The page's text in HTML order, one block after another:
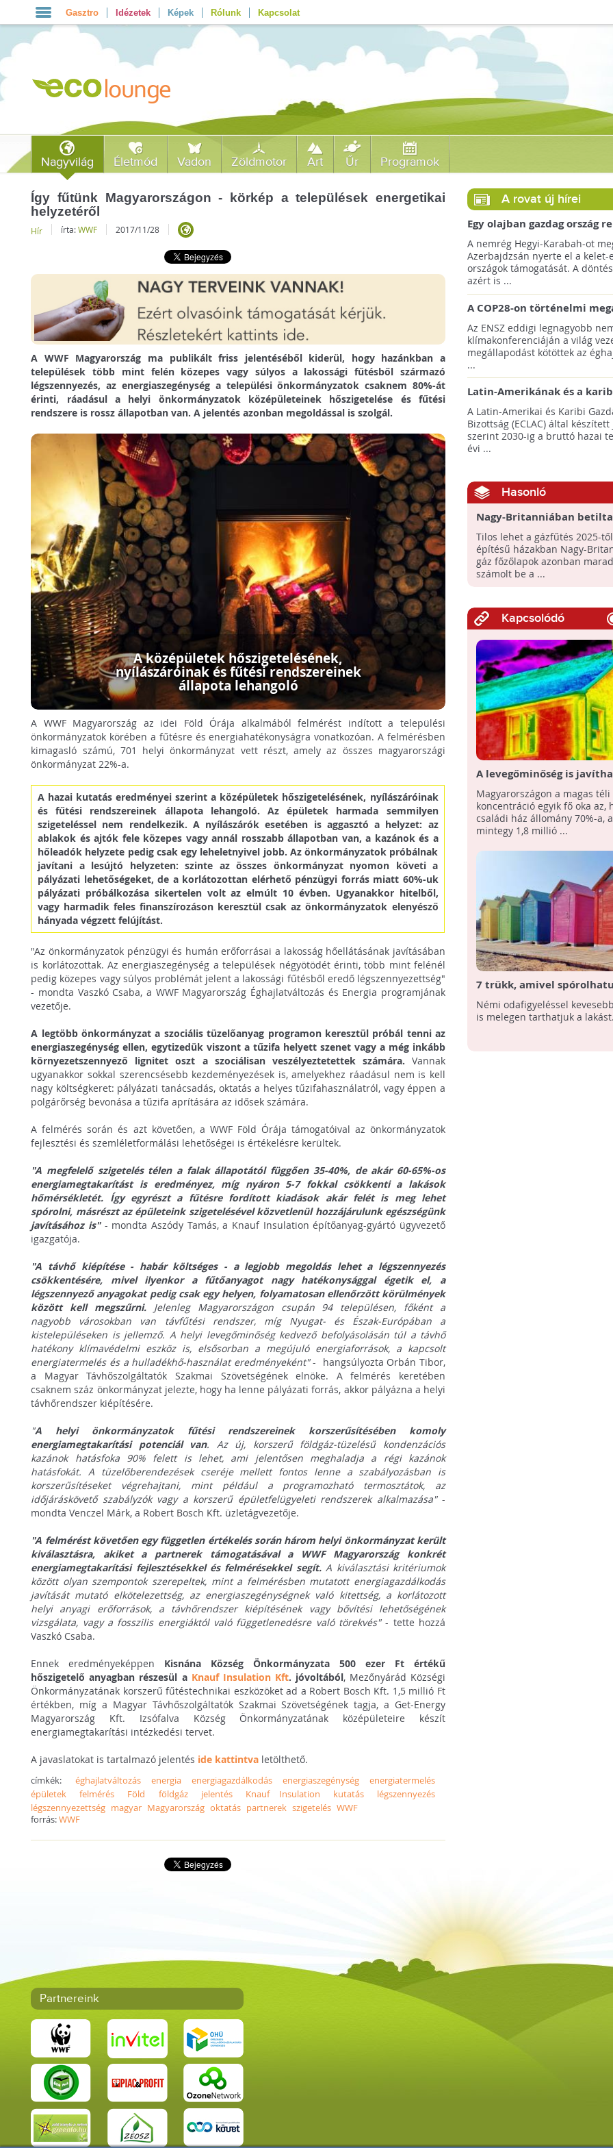
Gasztro Idézetek Képek Rólunk Kapcsolat
Nagyvilág Életmód Vadon Zöldmotor Art Űr Programok
Így fűtünk Magyarországon - körkép a települések energetikai
helyzetéről
Hír írta:WWF 2017/11/28
A WWF Magyarország ma publikált friss jelentéséből kiderül, hogy hazánkban a
települések több mint felén közepes vagy súlyos a lakossági fűtésből származó
légszennyezés, az energiaszegénység a települési önkormányzatok csaknem 80%-át
érinti, ráadásul a helyi önkormányzatok középületeinek hőszigetelése és fűtési
rendszere is rossz állapotban van. A jelentés azonban megoldással is szolgál.
A középületek hőszigetelésének,
nyílászáróinak és fűtési rendszereinek
állapota lehangoló
A WWF Magyarország az idei Föld Órája alkalmából felmérést indított a települési
önkormányzatok körében a fűtésre és energiahatékonyságra vonatkozóan. A felmérésben
kimagasló számú, 701 helyi önkormányzat vett részt, amely az összes magyarországi
önkormányzat 22%-a.
A hazai kutatás eredményei szerint a középületek hőszigetelésének, nyílászáróinak
és fűtési rendszereinek állapota lehangoló. Az épületek harmada semmilyen
szigeteléssel nem rendelkezik. A nyílászárók esetében is aggasztó a helyzet: az
ablakok és ajtók fele közepes vagy annál rosszabb állapotban van, a kazánok és a
hőleadók helyzete pedig csak egy leheletnyivel jobb. Az önkormányzatok próbálnak
javítani a lesújtó helyzeten: szinte az összes önkormányzat nyomon követi a
pályázati lehetőségeket, de a korlátozottan elérhető pénzügyi forrás miatt 60%-uk
pályázati próbálkozása sikertelen volt az elmúlt 10 évben. Ugyanakkor hitelből,
vagy harmadik feles finanszírozáson keresztül csak az önkormányzatok elenyésző
hányada végzett felújítást.
"Az önkormányzatok pénzügyi és humán erőforrásai a lakosság hőellátásának javításában
is korlátozottak. Az energiaszegénység a települések négyötödét érinti, több mint felénél
pedig közepes vagy súlyos problémát jelent a lakossági fűtésből eredő légszennyezettség"
- mondta Vaszkó Csaba, a WWF Magyarország Éghajlatváltozás és Energia programjának
vezetője.
A legtöbb önkormányzat a szociális tüzelőanyag programon keresztül próbál tenni az
energiaszegénység ellen, egytizedük viszont a tűzifa helyett szenet vagy a még inkább
környezetszennyező lignitet oszt a szociálisan veszélyeztetettek számára. Vannak
ugyanakkor sokkal szerencsésebb kezdeményezések is, amelyekhez ráadásul nem is kell
nagy költségkeret: pályázati tanácsadás, oktatás a helyes tűzifahasználatról, vagy éppen a
polgárőrség bevonása a tűzifa aprítására az idősek számára.
A felmérés során és azt követően, a WWF Föld Órája támogatóival az önkormányzatok
fejlesztési és szemléletformálási lehetőségei is értékelésre kerültek.
"A megfelelő szigetelés télen a falak állapotától függően 35-40%, de akár 60-65%-os
energiamegtakarítást is eredményez, míg nyáron 5-7 fokkal csökkenti a lakások
hőmérsékletét. Így egyrészt a fűtésre fordított kiadások akár felét is meg lehet
spórolni, másrészt az épületeink szigetelésével közvetlenül hozzájárulunk egészségünk
javításához is"- mondta Aszódy Tamás, a Knauf Insulation építőanyag-gyártó ügyvezető
igazgatója.
"A távhő kiépítése - habár költséges - a legjobb megoldás lehet a légszennyezés
csökkentésére, mivel ilyenkor a fűtőanyagot nagy hatékonysággal égetik el, a
légszennyező anyagokat pedig csak egy helyen, folyamatosan ellenőrzött körülmények
között kell megszűrni.Jelenleg Magyarországon csupán 94 településen, főként a
nagyobb városokban van távfűtési rendszer, míg Nyugat- és Észak-Európában a
kistelepüléseken is jellemző. A helyi levegőminőség kedvező befolyásolásán túl a távhő
hatékony klímavédelmi eszköz is, elsősorban a megújuló energiaforrások, a kapcsolt
energiatermelés és a hulladékhő-használat eredményeként"- hangsúlyozta Orbán Tibor,
a Magyar Távhőszolgáltatók Szakmai Szövetségének elnöke. A felmérés keretében
csaknem száz önkormányzat jelezte, hogy ha lenne pályázati forrás, akkor pályázna a helyi
távhőrendszer kiépítésére.
"A helyi önkormányzatok fűtési rendszereinek korszerűsítésében komoly
energiamegtakarítási potenciál van. Az új, korszerű földgáz-tüzelésű kondenzációs
kazánok hatásfoka 90% felett is lehet, ami jelentősen meghaladja a régi kazánok
hatásfokát. A tüzelőberendezések cseréje mellett fontos lenne a szabályozásban is
korszerűsítéseket végrehajtani, mint például a programozható termosztátok, az
időjáráskövető szabályzók vagy a korszerű épületfelügyeleti rendszerek alkalmazása"-
mondta Venczel Márk, a Robert Bosch Kft. üzletágvezetője.
"A felmérést követően egy független értékelés során három helyi önkormányzat került
kiválasztásra, akiket a partnerek támogatásával a WWF Magyarország konkrét
energiamegtakarítási fejlesztésekkel és felmérésekkel segít.A kiválasztási kritériumok
között olyan szempontok szerepeltek, mint a felmérésben mutatott energiagazdálkodás
javítását mutató elkötelezettség, az energiaszegénységnek való kitettség, a korlátozott
helyi anyagi erőforrások, a távhőrendszer kiépítésének vagy bővítési lehetőségének
vizsgálata, vagy a fosszilis energiáktól való függetlenedésre való törekvés"- tette hozzá
Vaszkó Csaba.
Ennek eredményeképpen Kisnána Község Önkormányzata 500 ezer Ft értékű
hőszigetelő anyagban részesül a Knauf Insulation Kft. jóvoltából, Mezőnyárád Községi
Önkormányzatának korszerű fűtéstechnikai eszközöket ad a Robert Bosch Kft. 1,5 millió Ft
értékben, míg a Magyar Távhőszolgáltatók Szakmai Szövetségének tagja, a Get-Energy
Magyarország Kft. Izsófalva Község Önkormányzatának középületeire készít
energiamegtakarítási intézkedési tervet.
A javaslatokat is tartalmazó jelentés ide kattintva letölthető.
címkék:éghajlatváltozás energia energiagazdálkodás energiaszegénység
energiatermelés
épületek
felmérés Föld földgáz jelentés Knauf Insulation kutatás
légszennyezés
légszennyezettség magyar Magyarország oktatás partnerek szigetelés WWF
forrás:WWF
A rovat új hírei
Egy olajban gazdag ország
jövőre a COP29 klímacsúcsot
A nemrég Hegyi-Karabah-ot
Azerbajdzsán nyerte el a kelet-
országok támogatását. A
azért is ...
A COP28-on történelmi
született! - Összefoglaló az
klímacsúcsáról
Az ENSZ eddigi legnagyobb
klímakonferenciáján a világ
megállapodást kötöttek az
...
Latin-Amerikának és a
térségnek növelniük kell
az éghajlatvédelmi célok
A Latin-Amerikai és Karibi
Bizottság (ECLAC) által
szerint 2030-ig a bruttó hazai
évi ...
Hasonló
Nagy-Britanniában
gázfűtést 2025-től
Tilos lehet a gázfűtés 2025-
építésű házakban Nagy-
gáz főzőlapok azonban
számolt be a ...
Kapcsolódó
A levegőminőség is
családi házak szigetelésével
Magyarországon a magas
koncentráció egyik fő oka az,
családi ház állomány 70%-a,
mintegy 1,8 millió ...
7 trükk, amivel
fűtésen
Némi odafigyeléssel
is melegen tarthatjuk a lakást.
Partnereink